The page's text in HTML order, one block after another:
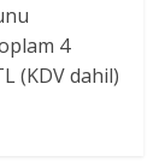
4
(KDV dahil)